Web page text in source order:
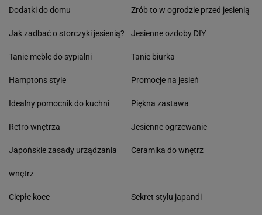
Dodatki do domu
Jak zadbać o storczyki jesienią?
Tanie meble do sypialni
Hamptons style
Idealny pomocnik do kuchni
Retro wnętrza
Japońskie zasady urządzania
wnętrz
Zrób to w ogrodzie przed jesienią
Jesienne ozdoby DIY
Tanie biurka
Promocje na jesień
Piękna zastawa
Jesienne ogrzewanie
Ceramika do wnętrz
Ciepłe koce Sekret stylu japandi